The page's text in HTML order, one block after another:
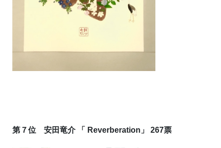
第７位 安田竜介 「 Reverberation」 267票